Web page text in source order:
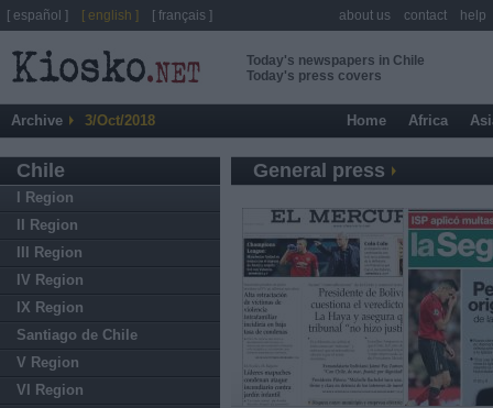
Today's newspapers in Chile
Today's press covers
Archive 3/Oct/2018 Home Africa
Chile
I Region
II Region
III Region
IV Region
IX Region
Santiago de Chile
V Region
VI Region
General press
[ español ] [ english ] [ français ] about us contact help